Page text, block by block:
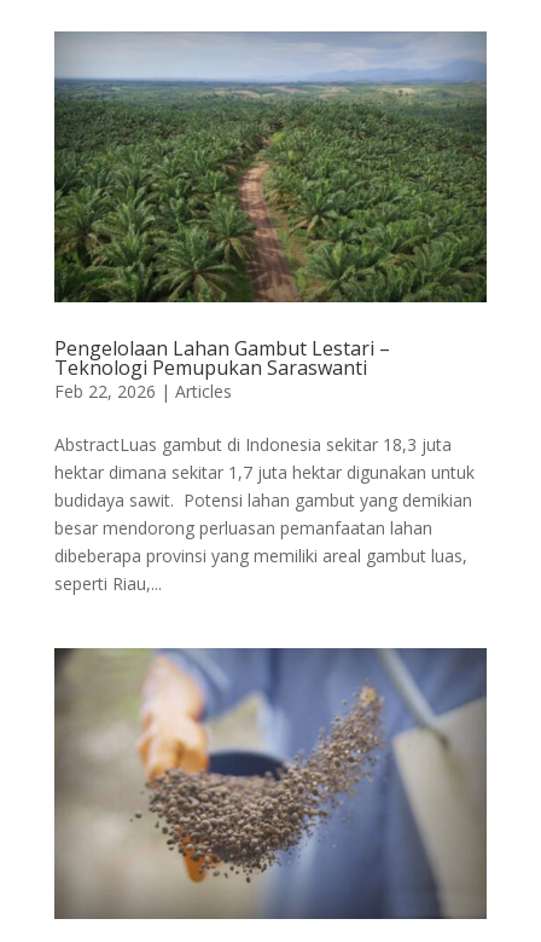
Pengelolaan Lahan Gambut Lestari –
Teknologi Pemupukan Saraswanti
Feb 22, 2026 | Articles
AbstractLuas gambut di Indonesia sekitar 18,3 juta
hektar dimana sekitar 1,7 juta hektar digunakan untuk
budidaya sawit. Potensi lahan gambut yang demikian
besar mendorong perluasan pemanfaatan lahan
dibeberapa provinsi yang memiliki areal gambut luas,
seperti Riau,...